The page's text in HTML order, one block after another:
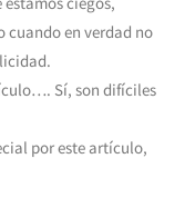
cuando en verdad no
Sí, son difíciles
por este artículo,